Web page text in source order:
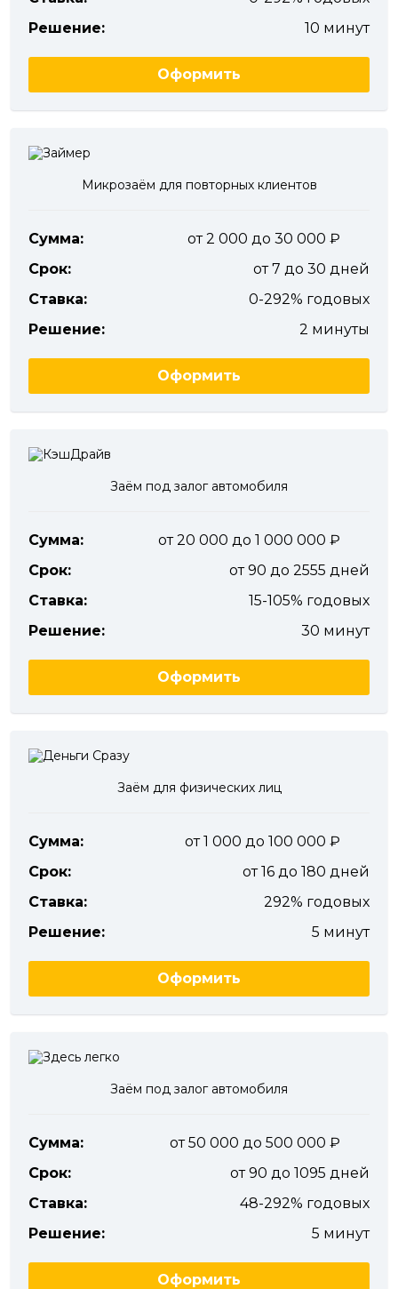
Решение:
10 минут
Оформить
Микрозаём для повторных клиентов
Сумма:
от 2 000 до 30 000
Срок:
от 7 до 30 дней
Ставка:
0-292% годовых
Решение:
2 минуты
Оформить
Заём под залог автомобиля
Сумма:
от 20 000 до 1 000 000
Срок:
от 90 до 2555 дней
Ставка:
15-105% годовых
Решение:
30 минут
Оформить
Заём для физических лиц
Сумма:
от 1 000 до 100 000
Срок:
от 16 до 180 дней
Ставка:
292% годовых
Решение:
5 минут
Оформить
Заём под залог автомобиля
Сумма:
от 50 000 до 500 000
Срок:
от 90 до 1095 дней
Ставка:
48-292% годовых
Решение:
5 минут
Оформить